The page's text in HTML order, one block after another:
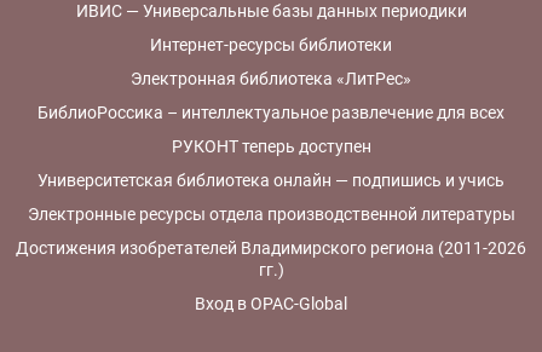
ИВИС — Универсальные базы данных периодики
Интернет-ресурсы библиотеки
Электронная библиотека «ЛитРес»
БиблиоРоссика – интеллектуальное развлечение для всех
РУКОНТ теперь доступен
Университетская библиотека онлайн — подпишись и учись
Электронные ресурсы отдела производственной литературы
Достижения изобретателей Владимирского региона (2011-2026
гг.)
Вход в OPAC-Global